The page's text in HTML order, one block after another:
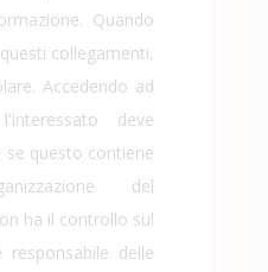
Quando
collegamenti,
Accedendo ad
deve
se questo contiene
del
ha il controllo sul
delle